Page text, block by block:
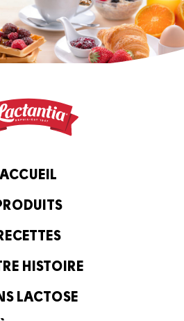
ACCUEIL
HISTOIRE
LACTOSE